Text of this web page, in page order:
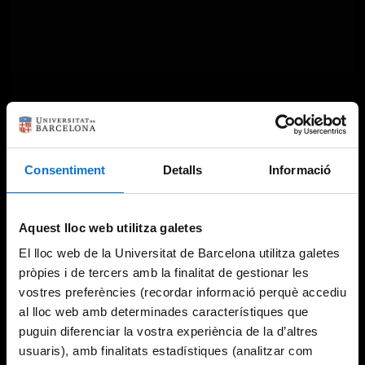
Consentiment Detalls Informació
Aquest lloc web utilitza galetes
El lloc web de la Universitat de Barcelona utilitza galetes
pròpies i de tercers amb la finalitat de gestionar les
vostres preferències (recordar informació perquè accediu
al lloc web amb determinades característiques que
puguin diferenciar la vostra experiència de la d’altres
usuaris), amb finalitats estadístiques (analitzar com